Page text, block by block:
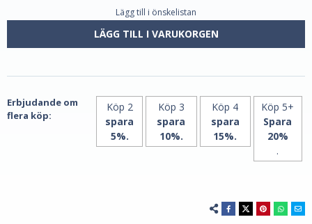
|
60
|
Lägg till i önskelistan
LÄGG TILL I VARUKORGEN
Erbjudande om
flera köp:
Köp 2
spara
5%.
Köp 3
spara
10%.
Köp 4
spara
15%.
Köp 5+
Spara
20%
.